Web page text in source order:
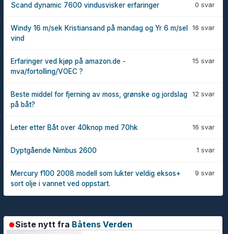
0 svar
Scand dynamic 7600 vindusvisker erfaringer
16 svar
Windy 16 m/sek Kristiansand på mandag og Yr 6 m/sel
vind
15 svar
Erfaringer ved kjøp på amazon.de -
mva/fortolling/VOEC ?
12 svar
Beste middel for fjerning av moss, grønske og jordslag
på båt?
16 svar
Leter etter Båt over 40knop med 70hk
1 svar
Dyptgående Nimbus 2600
9 svar
Mercury f100 2008 modell som lukter veldig eksos+
sort olje i vannet ved oppstart.
Siste nytt fra Båtens Verden